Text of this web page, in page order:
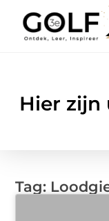
Hier zijn
Tag: